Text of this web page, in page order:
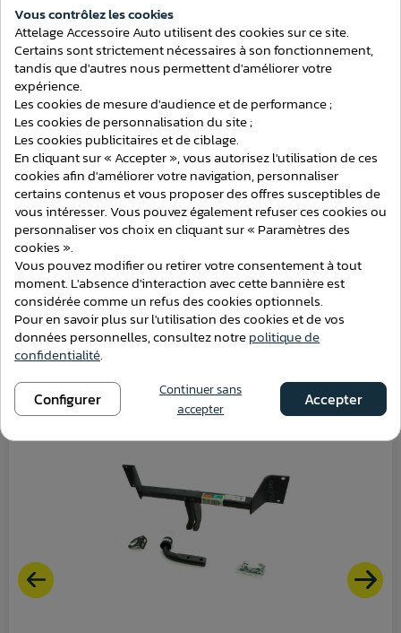
Démontage du
pare-chocs
Temps de montage
(attelage) - de 2h00
Faisceau inclus
Oui
Faisceau
7 broches spécifique
Compatible
Hayon
Marque du véhicule Fiat
Modèle du véhicule Panda
ATTELAGES
Vous contrôlez les cookies
Attelage Accessoire Auto utilisent des cookies sur ce site.
Certains sont strictement nécessaires à son fonctionnement,
tandis que d'autres nous permettent d'améliorer votre
expérience.
Les cookies de mesure d'audience et de performance ;
Les cookies de personnalisation du site ;
Les cookies publicitaires et de ciblage.
En cliquant sur « Accepter », vous autorisez l'utilisation de ces
cookies afin d'améliorer votre navigation, personnaliser
certains contenus et vous proposer des offres susceptibles de
vous intéresser. Vous pouvez également refuser ces cookies ou
personnaliser vos choix en cliquant sur « Paramètres des
cookies ».
Vous pouvez modifier ou retirer votre consentement à tout
moment. L'absence d'interaction avec cette bannière est
considérée comme un refus des cookies optionnels.
Pour en savoir plus sur l'utilisation des cookies et de vos
données personnelles, consultez notrepolitique de
confidentialité.
Configurer
Continuer sans
accepter
Accepter